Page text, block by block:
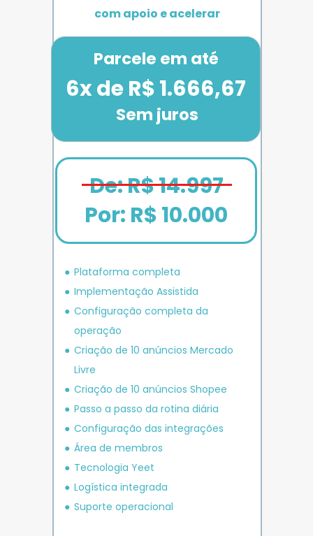
Parcele em até
Plataforma completa
Implementação Assistida
Configuração completa da
operação
Criação de 10 anúncios Mercado
Livre
Criação de 10 anúncios Shopee
Passo a passo da rotina diária
Configuração das integrações
Área de membros
Tecnologia Yeet
Logística integrada
Suporte operacional
6x de R$ 1.666,67
Sem juros
com apoio e acelerar
De: R$ 14.997
Por: R$ 10.000